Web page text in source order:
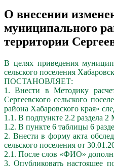
О внесении
муниципального
территории
В целях приведения
сельского поселения
ПОСТАНОВЛЯЕТ:
1. Внести в Методику
Сергеевского сельского
района Хабаровского края»
1.1. В подпункте 2.2 раздела
1.2. В пункте 6 таблицы 6
2. Внести в форму акта
сельского поселения от
2.1. После слов «ФИО»
3. Опубликовать настоящее